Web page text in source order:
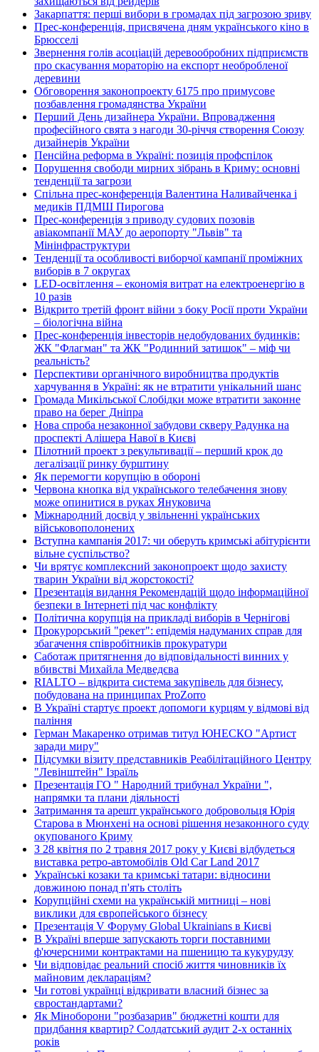
Закарпаття: перші вибори в громадах під загрозою зриву
Прес-конференція, присвячена дням українського кіно в
Брюсселі
Звернення голів асоціацій деревообробних підприємств
про скасування мораторію на експорт необробленої
деревини
Обговорення законопроекту 6175 про примусове
позбавлення громадянства України
Перший День дизайнера України. Впровадження
професійного свята з нагоди 30-річчя створення Союзу
дизайнерів України
Пенсійна реформа в Україні: позиція профспілок
Порушення свободи мирних зібрань в Криму: основні
тенденції та загрози
Спільна прес-конференція Валентина Наливайченка і
медиків ПДМШ Пирогова
Прес-конференція з приводу судових позовів
авіакомпанії МАУ до аеропорту "Львів" та
Мінінфраструктури
Тенденції та особливості виборчої кампанії проміжних
виборів в 7 округах
LED-освітлення – економія витрат на електроенергію в
10 разів
Відкрито третій фронт війни з боку Росії проти України
– біологічна війна
Прес-конференція інвесторів недобудованих будинків:
ЖК "Флагман" та ЖК "Родинний затишок" – міф чи
реальність?
Перспективи органічного виробництва продуктів
харчування в Україні: як не втратити унікальний шанс
Громада Микільської Слобідки може втратити законне
право на берег Дніпра
Нова спроба незаконної забудови скверу Радунка на
проспекті Алішера Навої в Києві
Пілотний проект з рекультивації – перший крок до
легалізації ринку бурштину
Як перемогти корупцію в обороні
Червона кнопка від українського телебачення знову
може опинитися в руках Януковича
Міжнародний досвід у звільненні українських
військовополонених
Вступна кампанія 2017: чи оберуть кримські абітурієнти
вільне суспільство?
Чи врятує комплексний законопроект щодо захисту
тварин України від жорстокості?
Презентація видання Рекомендацій щодо інформаційної
безпеки в Інтернеті під час конфлікту
Політична корупція на прикладі виборів в Чернігові
Прокурорський "рекет": епідемія надуманих справ для
збагачення співробітників прокуратури
Саботаж притягнення до відповідальності винних у
вбивстві Михайла Медведєва
RIALTO – відкрита система закупівель для бізнесу,
побудована на принципах ProZorro
В Україні стартує проект допомоги курцям у відмові від
паління
Герман Макаренко отримав титул ЮНЕСКО "Артист
заради миру"
Підсумки візиту представників Реабілітаційного Центру
"Левінштейн" Ізраїль
Презентація ГО " Народний трибунал України ",
напрямки та плани діяльності
Затримання та арешт українського добровольця Юрія
Старова в Мюнхені на основі рішення незаконного суду
окупованого Криму
З 28 квітня по 2 травня 2017 року у Києві відбудеться
виставка ретро-автомобілів Old Car Land 2017
Українські козаки та кримські татари: відносини
довжиною понад п'ять століть
Корупційні схеми на українській митниці – нові
виклики для європейського бізнесу
Презентація V Форуму Global Ukrainians в Києві
В Україні вперше запускають торги поставними
ф'ючерсними контрактами на пшеницю та кукурудзу
Чи відповідає реальний спосіб життя чиновників їх
майновим деклараціям?
Чи готові українці відкривати власний бізнес за
євростандартами?
Як Міноборони "розбазарив" бюджетні кошти для
придбання квартир? Солдатський аудит 2-х останніх
років